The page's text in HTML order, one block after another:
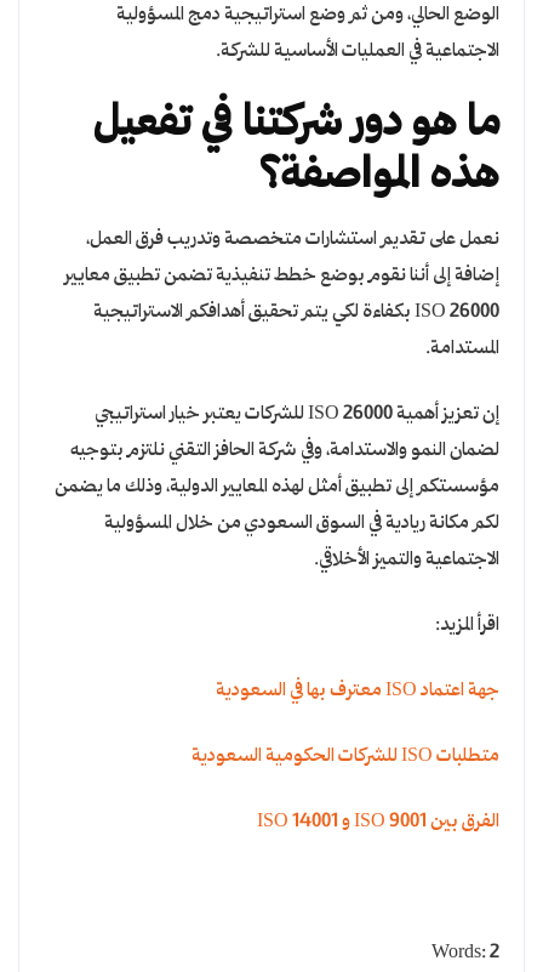
الوضع الحالي، ومن ثم وضع استراتيجية دمج المسؤولية
الاجتماعية في العمليات الأساسية للشركة.
ما هو دور شركتنا في تفعيل
هذه المواصفة؟
نعمل على تقديم استشارات متخصصة وتدريب فرق العمل،
إضافة إلى أننا نقوم بوضع خطط تنفيذية تضمن تطبيق معايير
ISO 26000 بكفاءة لكي يتم تحقيق أهدافكم الاستراتيجية
المستدامة.
إن تعزيز أهمية ISO 26000 للشركات يعتبر خيار استراتيجي
لضمان النمو والاستدامة، وفي شركة الحافز التقني نلتزم بتوجيه
مؤسستكم إلى تطبيق أمثل لهذه المعايير الدولية، وذلك ما يضمن
لكم مكانة ريادية في السوق السعودي من خلال المسؤولية
الاجتماعية والتميز الأخلاقي.
اقرأ المزيد:
جهة اعتماد ISO معترف بها في السعودية
متطلبات ISO للشركات الحكومية السعودية
الفرق بين ISO 9001 و ISO 14001
Words: 2